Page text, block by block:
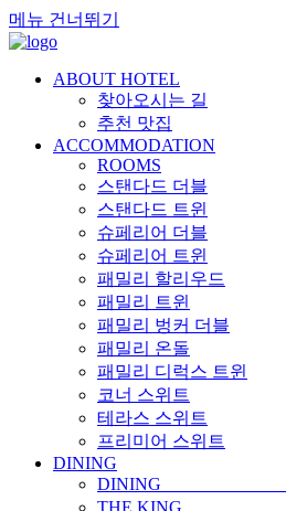
메뉴 건너뛰기
ABOUT HOTEL
찾아오시는 길
추천 맛집
ACCOMMODATION
ROOMS
스탠다드 더블
스탠다드 트윈
슈페리어 더블
슈페리어 트윈
패밀리 할리우드
패밀리 트윈
패밀리 벙커 더블
패밀리 온돌
패밀리 디럭스 트윈
코너 스위트
테라스 스위트
프리미어 스위트
DINING
DINING ·
THE KING ·